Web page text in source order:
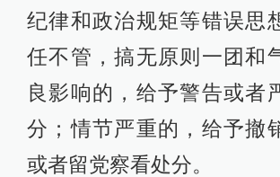
纪律和政治规矩等错误思
任不管，搞无原则一团和
良影响的，给予警告或者
分；情节严重的，给予撤
或者留党察看处分。